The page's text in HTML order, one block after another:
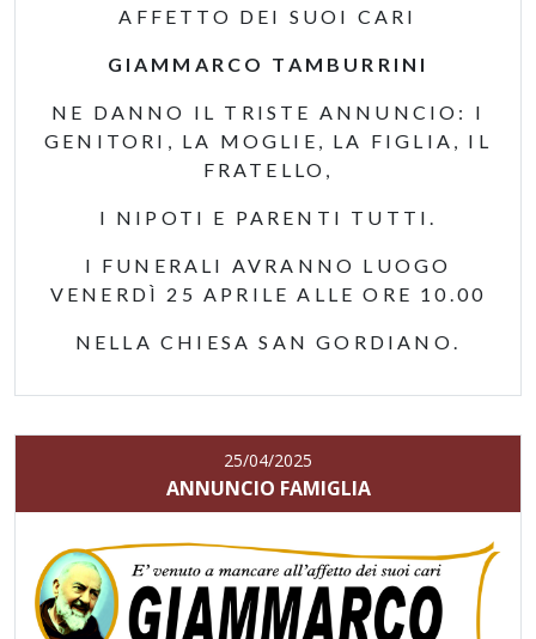
AFFETTO DEI SUOI CARI
GIAMMARCO TAMBURRINI
NE DANNO IL TRISTE ANNUNCIO: I
GENITORI, LA MOGLIE, LA FIGLIA, IL
FRATELLO,
I NIPOTI E PARENTI TUTTI.
I FUNERALI AVRANNO LUOGO
VENERDÌ 25 APRILE ALLE ORE 10.00
NELLA CHIESA SAN GORDIANO.
25/04/2025
ANNUNCIO FAMIGLIA